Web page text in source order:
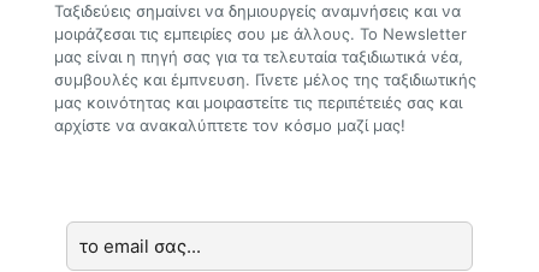
Ταξιδεύεις σημαίνει να δημιουργείς αναμνήσεις και να
μοιράζεσαι τις εμπειρίες σου με άλλους. Το Newsletter
μας είναι η πηγή σας για τα τελευταία ταξιδιωτικά νέα,
συμβουλές και έμπνευση. Γίνετε μέλος της ταξιδιωτικής
μας κοινότητας και μοιραστείτε τις περιπέτειές σας και
αρχίστε να ανακαλύπτετε τον κόσμο μαζί μας!